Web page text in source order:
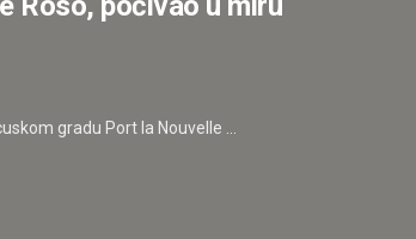
gradu Port la Nouvelle ...